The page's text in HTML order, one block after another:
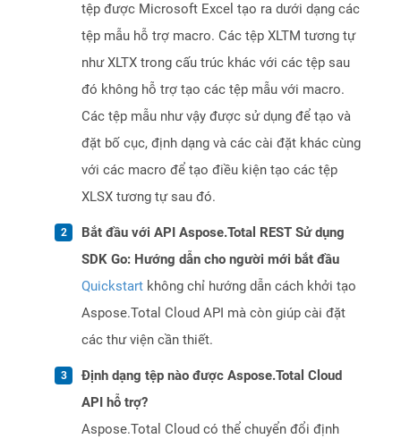
tệp được Microsoft Excel tạo ra dưới dạng các
tệp mẫu hỗ trợ macro. Các tệp XLTM tương tự
như XLTX trong cấu trúc khác với các tệp sau
đó không hỗ trợ tạo các tệp mẫu với macro.
Các tệp mẫu như vậy được sử dụng để tạo và
đặt bố cục, định dạng và các cài đặt khác cùng
với các macro để tạo điều kiện tạo các tệp
XLSX tương tự sau đó.
Bắt đầu với API Aspose.Total REST Sử dụng
SDK Go: Hướng dẫn cho người mới bắt đầu
Quickstart không chỉ hướng dẫn cách khởi tạo
Aspose.Total Cloud API mà còn giúp cài đặt
các thư viện cần thiết.
Định dạng tệp nào được Aspose.Total Cloud
API hỗ trợ?
Aspose.Total Cloud có thể chuyển đổi định